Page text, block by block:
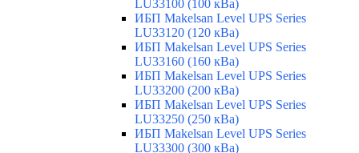
LU33100 (100 кВа)
ИБП Makelsan Level UPS Series
LU33120 (120 кВа)
ИБП Makelsan Level UPS Series
LU33160 (160 кВа)
ИБП Makelsan Level UPS Series
LU33200 (200 кВа)
ИБП Makelsan Level UPS Series
LU33250 (250 кВа)
ИБП Makelsan Level UPS Series
LU33300 (300 кВа)